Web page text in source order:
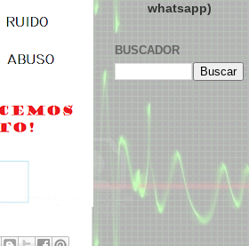
whatsapp)
BUSCADOR